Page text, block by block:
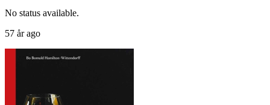
No status available.
57 år ago